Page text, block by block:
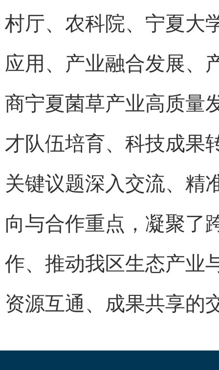
村厅、农科院、宁夏大
应用、产业融合发展、
商宁夏菌草产业高质量
才队伍培育、科技成果
关键议题深入交流、精
向与合作重点，凝聚了
作、推动我区生态产业
资源互通、成果共享的